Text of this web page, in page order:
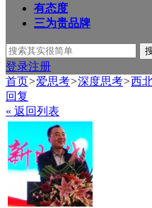
有态度
三为贵品牌
登录注册
首页>爱思考>深度思考>西
回复
« 返回列表